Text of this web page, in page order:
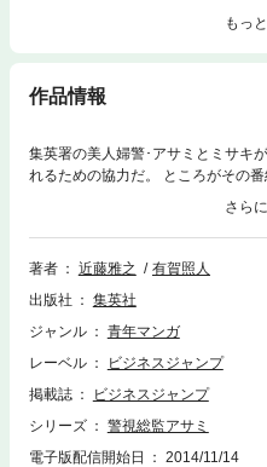
もっ
作品情報
集英署の美人婦警･アサミとミサキ
れるための協力だ。 ところがその
ちは不満を覚える…。 さらにその
美人警部補･萬田と共に高い検挙率
シーさも満点でますます面白さア
著者
近藤雅之
有賀照人
出版社
集英社
ジャンル
青年マンガ
レーベル
ビジネスジャンプ
掲載誌
ビジネスジャンプ
シリーズ
警視総監アサミ
電子版配信開始日
2014/11/14